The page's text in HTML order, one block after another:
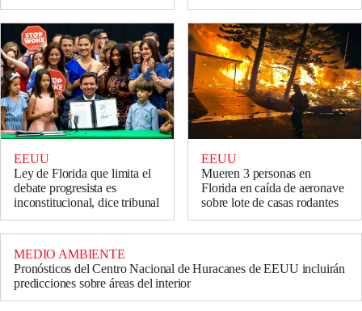
EEUU
Ley de Florida que limita el
debate progresista es
inconstitucional, dice tribunal
EEUU
Mueren 3 personas en
Florida en caída de aeronave
sobre lote de casas rodantes
MEDIO AMBIENTE
Pronósticos del Centro Nacional de Huracanes de EEUU incluirán
predicciones sobre áreas del interior